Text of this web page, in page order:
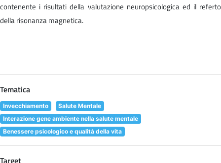
contenente i risultati della valutazione neuropsicologica ed il referto
della risonanza magnetica.
Tematica
Invecchiamento
Salute Mentale
Interazione gene ambiente nella salute mentale
Benessere psicologico e qualità della vita
Target